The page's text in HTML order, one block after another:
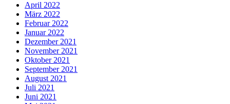
April 2022
März 2022
Februar 2022
Januar 2022
Dezember 2021
November 2021
Oktober 2021
September 2021
August 2021
Juli 2021
Juni 2021